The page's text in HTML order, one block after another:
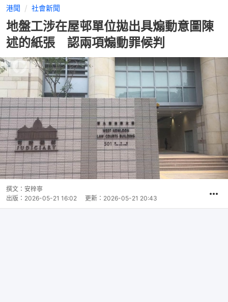
港聞 社會新聞
地盤工涉在屋邨單位拋出具煽動意圖陳
述的紙張 認兩項煽動罪候判
撰文： 安梓寧
出版： 2026-05-21 16:02 更新： 2026-05-21 20:43